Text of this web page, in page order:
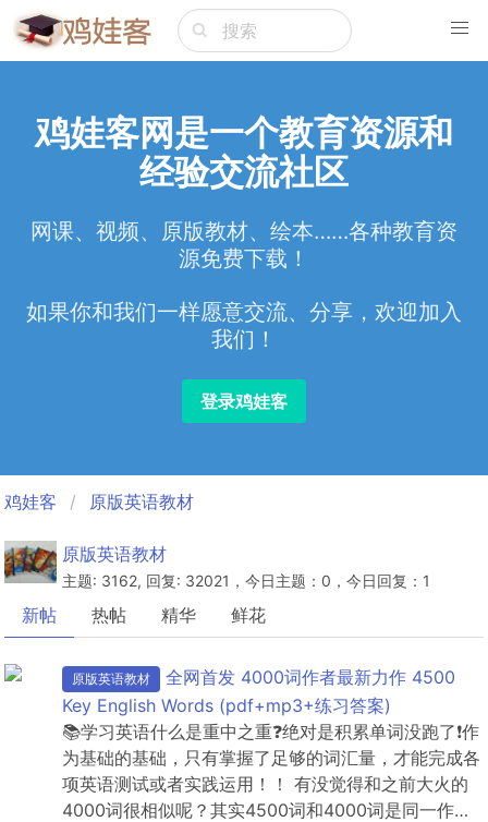
鸡娃客网是一个教育资源和
经验交流社区
网课、视频、原版教材、绘本……各种教育资
源免费下载！
如果你和我们一样愿意交流、分享，欢迎加入
我们！
登录鸡娃客
鸡娃客 原版英语教材
原版英语教材
主题: 3162, 回复: 32021，今日主题：0，今日回复：1
新帖 热帖 精华 鲜花
原版英语教材
全网首发 4000词作者最新力作 4500
Key English Words (pdf+mp3+练习答案)
📚学习英语什么是重中之重❓绝对是积累单词没跑了❗作
为基础的基础，只有掌握了足够的词汇量，才能完成各
项英语测试或者实践运用！！ 有没觉得和之前大火的
4000词很相似呢？其实4500词和4000词是同一作